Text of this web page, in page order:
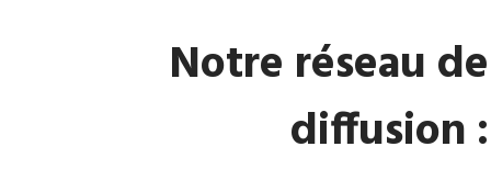
​Notre réseau de
diffusion :